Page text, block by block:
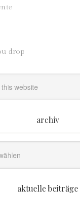
drop
archiv
aktuelle beiträge